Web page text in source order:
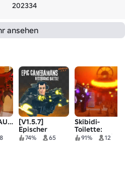
202334
ansehen
[V1.5.7]
Epischer
Kameramanen-
74% 65
Skibidi-
Toilette:
Stadtinvasion
91% 12